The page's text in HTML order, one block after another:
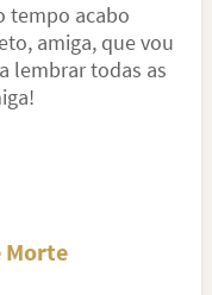
tempo acabo
amiga, que vou
lembrar todas as
Morte